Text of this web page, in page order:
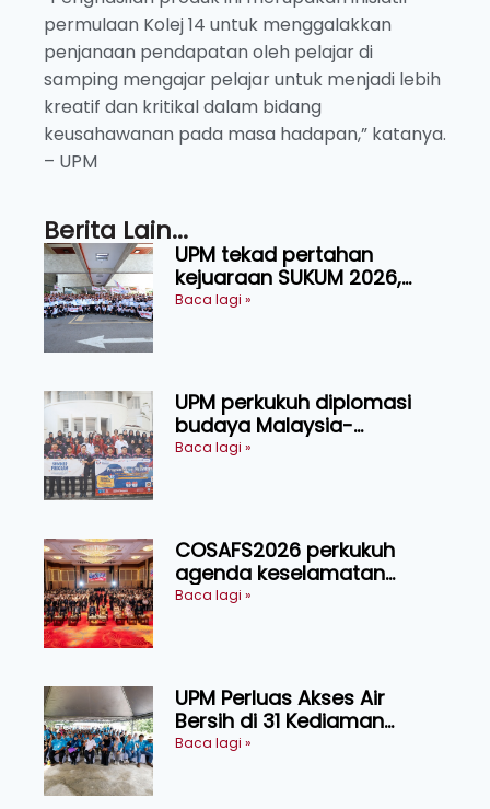
permulaan Kolej 14 untuk menggalakkan
penjanaan pendapatan oleh pelajar di
samping mengajar pelajar untuk menjadi lebih
kreatif dan kritikal dalam bidang
keusahawanan pada masa hadapan,” katanya.
– UPM
Berita Lain...
UPM tekad pertahan
kejuaraan SUKUM 2026,
sasar 16 pingat emas
Baca lagi »
UPM perkukuh diplomasi
budaya Malaysia-
Indonesia melalui Narasi
Baca lagi »
COSAFS2026 perkukuh
agenda keselamatan
makanan, AgriHub pacu
Baca lagi »
UPM Perluas Akses Air
Bersih di 31 Kediaman
Orang Asli Tasik Chini
Baca lagi »